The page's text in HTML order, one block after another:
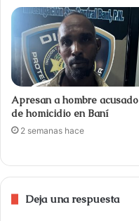
Apresan a hombre acusado
de homicidio en Baní
2 semanas hace
Deja una respuesta